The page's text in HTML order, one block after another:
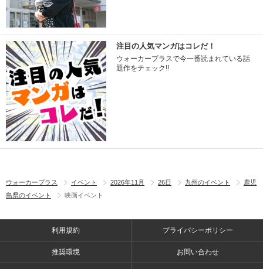
注目の人気マンガはコレだ！
ウォーカープラスで今一番読まれている話
題作をチェック!!
ウォーカープラス イベント 2026年11月 26日 九州のイベント
鹿児
島県のイベント
映画イベント
利用規約 プライバシーポリシー
推奨環境 お問い合わせ